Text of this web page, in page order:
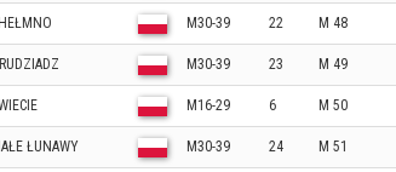
M30-39 22 M 48
M30-39 23 M 49
M16-29 6 M 50
ŁUNAWY M30-39 24 M 51